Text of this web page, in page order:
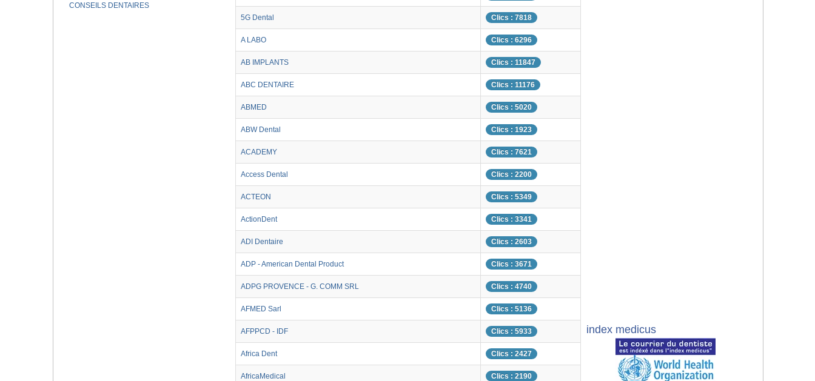
5G Dental Clics : 7818
A LABO Clics : 6296
AB IMPLANTS Clics : 11847
ABC DENTAIRE Clics : 11176
ABMED Clics : 5020
ABW Dental Clics : 1923
ACADEMY Clics : 7621
Access Dental Clics : 2200
ACTEON Clics : 5349
ActionDent Clics : 3341
ADI Dentaire Clics : 2603
ADP - American Dental Product Clics : 3671
ADPG PROVENCE - G. COMM SRL Clics : 4740
AFMED Sarl Clics : 5136
AFPPCD - IDF Clics : 5933
Africa Dent Clics : 2427
AfricaMedical Clics : 2190
CONSEILS DENTAIRES
index medicus